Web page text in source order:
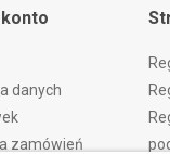
danych
zamówień